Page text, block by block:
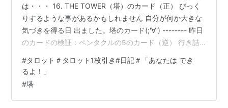
は・・・ 16. THE TOWER（塔）のカード（正） びっく
りするような事があるかもしれません 自分が何か大きな
気づきを得る日 出ました。塔のカード(;'∀') -------- 昨日
のカードの検証：ペンタクルの5のカード（逆） 行き詰
た。いくつか検査をこなして、最後に先生と話している
ときに、今治療中の事柄について、もっと薬を増やした
った人の話を聞き、いっそのこと私もそのチャンスにか
#タロット＃タロット1枚引き#日記＃「あなたは でき
るよ！」
#塔